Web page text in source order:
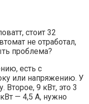
стоит 32
не отработал,
проблема?
есть с
или напряжению. У
Второе, 9 кВт, это 3
кВт — 4,5 А, нужно